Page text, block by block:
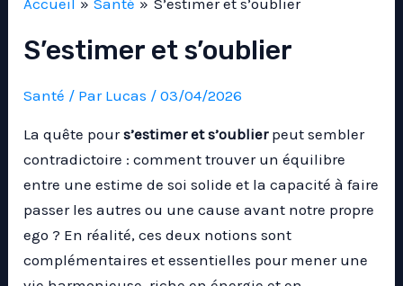
Accueil Santé S’estimer et s’oublier
S’estimer et s’oublier
Santé / Par Lucas /03/04/2026
La quête pours’estimer et s’oublierpeut sembler
contradictoire : comment trouver un équilibre
entre une estime de soi solide et la capacité à faire
passer les autres ou une cause avant notre propre
ego ? En réalité, ces deux notions sont
complémentaires et essentielles pour mener une